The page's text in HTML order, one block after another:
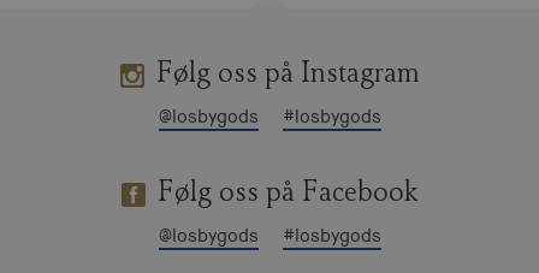
Følg oss på Instagram
@losbygods #losbygods
Følg oss på Facebook
@losbygods #losbygods